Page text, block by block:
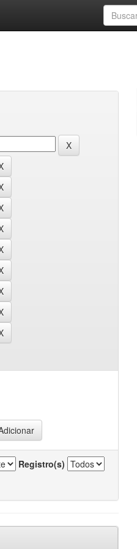
Registro(s)